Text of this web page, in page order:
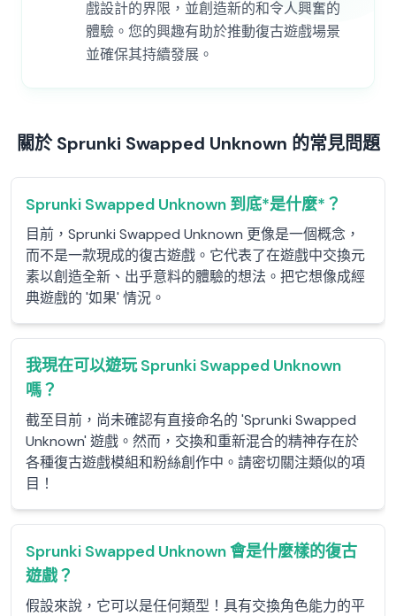
戲設計的界限，並創造新的和令人興奮的
體驗。您的興趣有助於推動復古遊戲場景
並確保其持續發展。
關於 Sprunki Swapped Unknown 的常見問題
Sprunki Swapped Unknown 到底*是什麼*？
目前，Sprunki Swapped Unknown 更像是一個概念，
而不是一款現成的復古遊戲。它代表了在遊戲中交換元
素以創造全新、出乎意料的體驗的想法。把它想像成經
典遊戲的 '如果' 情況。
我現在可以遊玩 Sprunki Swapped Unknown
嗎？
截至目前，尚未確認有直接命名的 'Sprunki Swapped
Unknown' 遊戲。然而，交換和重新混合的精神存在於
各種復古遊戲模組和粉絲創作中。請密切關注類似的項
目！
Sprunki Swapped Unknown 會是什麼樣的復古
遊戲？
假設來說，它可以是任何類型！具有交換角色能力的平